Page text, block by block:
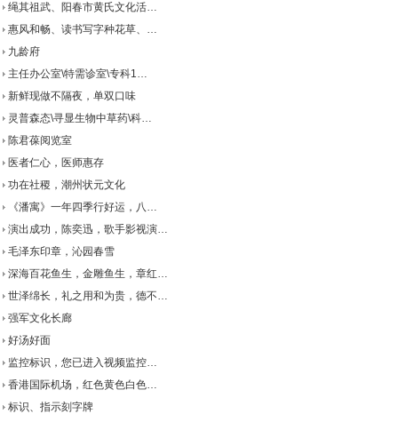
绳其祖武、阳春市黄氏文化活…
惠风和畅、读书写字种花草、…
九龄府
主任办公室\特需诊室\专科1…
新鲜现做不隔夜，单双口味
灵普森态\寻显生物中草药\科…
陈君葆阅览室
医者仁心，医师惠存
功在社稷，潮州状元文化
《潘寓》一年四季行好运，八…
演出成功，陈奕迅，歌手影视演…
毛泽东印章，沁园春雪
深海百花鱼生，金雕鱼生，章红…
世泽绵长，礼之用和为贵，德不…
强军文化长廊
好汤好面
监控标识，您已进入视频监控…
香港国际机场，红色黄色白色…
标识、指示刻字牌